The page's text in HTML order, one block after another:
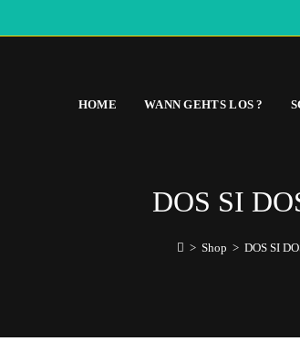
HOME WANN GEHTS LOS ?
DOS SI
> Shop > DOS SI